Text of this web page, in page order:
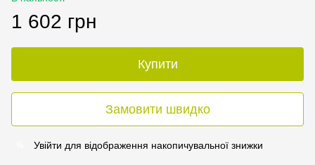
1 602 грн
Купити
Замовити швидко
Увійти для відображення накопичувальної знижки